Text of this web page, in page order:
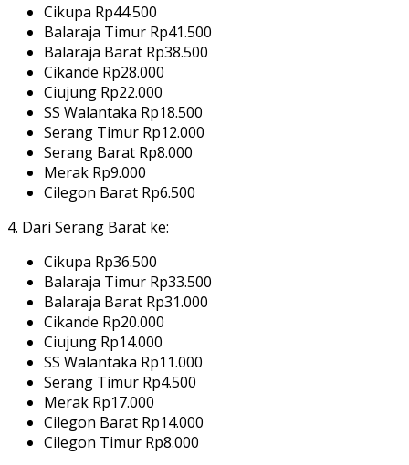
Cikupa Rp44.500
Balaraja Timur Rp41.500
Balaraja Barat Rp38.500
Cikande Rp28.000
Ciujung Rp22.000
SS Walantaka Rp18.500
Serang Timur Rp12.000
Serang Barat Rp8.000
Merak Rp9.000
Cilegon Barat Rp6.500
4. Dari Serang Barat ke:
Cikupa Rp36.500
Balaraja Timur Rp33.500
Balaraja Barat Rp31.000
Cikande Rp20.000
Ciujung Rp14.000
SS Walantaka Rp11.000
Serang Timur Rp4.500
Merak Rp17.000
Cilegon Barat Rp14.000
Cilegon Timur Rp8.000